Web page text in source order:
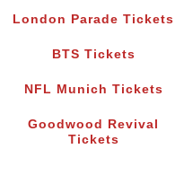
London Parade Tickets
BTS Tickets
NFL Munich Tickets
Goodwood Revival
Tickets